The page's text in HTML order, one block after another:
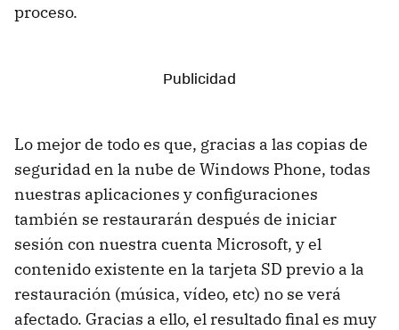
proceso.
Lo mejor de todo es que, gracias a las copias de
seguridad en la nube de Windows Phone, todas
nuestras aplicaciones y configuraciones
también se restaurarán después de iniciar
sesión con nuestra cuenta Microsoft, y el
contenido existente en la tarjeta SD previo a la
restauración (música, vídeo, etc) no se verá
afectado. Gracias a ello, el resultado final es muy